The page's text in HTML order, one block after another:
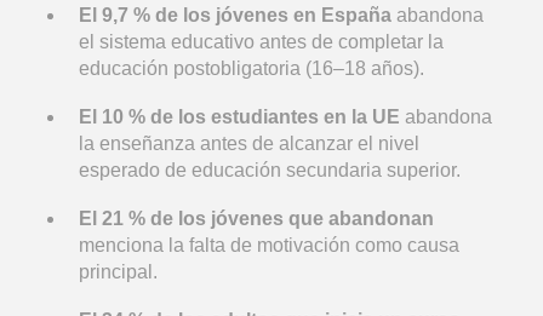
El 9,7 % de los jóvenes en España abandona
el sistema educativo antes de completar la
educación postobligatoria (16–18 años).
El 10 % de los estudiantes en la UE abandona
la enseñanza antes de alcanzar el nivel
esperado de educación secundaria superior.
El 21 % de los jóvenes que abandonan
menciona la falta de motivación como causa
principal.